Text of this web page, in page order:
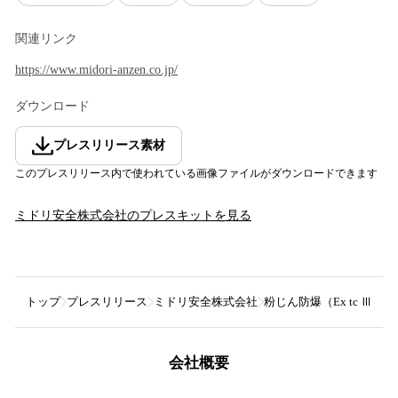
関連リンク
https://www.midori-anzen.co.jp/
ダウンロード
プレスリリース素材
このプレスリリース内で使われている画像ファイルがダウンロードできます
ミドリ安全株式会社のプレスキットを見る
トップ プレスリリース ミドリ安全株式会社 粉じん防爆（Ex tc ⅢC
会社概要